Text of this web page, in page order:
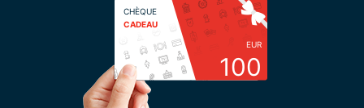
CHÈQUE
CADEAU
EUR
100